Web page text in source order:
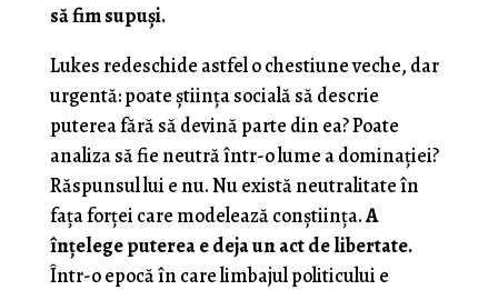
să fim supuşi.
Lukes redeschide astfel o chestiune veche, dar
urgentă: poate știința socială să descrie
puterea fără să devină parte din ea? Poate
analiza să fie neutră într-o lume a dominației?
Răspunsul lui e nu. Nu există neutralitate în
fața forței care modelează conștiința.A
înțelege puterea e deja un act de libertate.
Într-o epocă în care limbajul politicului e